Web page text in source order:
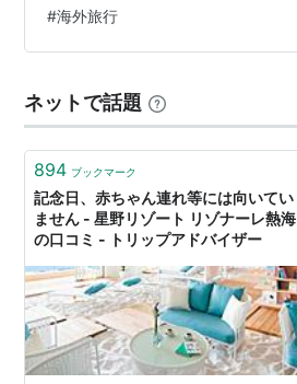
#海外旅行
ネットで話題
894 ブックマーク
記念日、赤ちゃん連れ等には向いてい
ません - 星野リゾート リゾナーレ熱海
の口コミ - トリップアドバイザー